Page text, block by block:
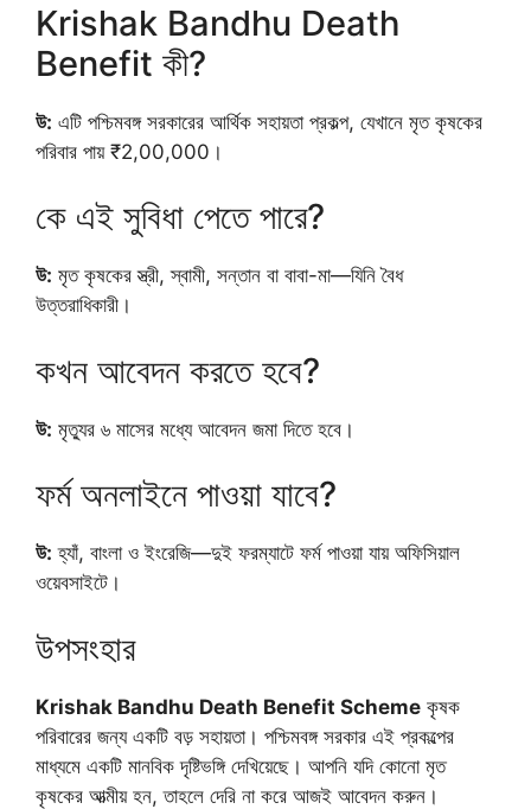
Krishak Bandhu Death
Benefit কী?
উ: এটি পশ্চিমবঙ্গ সরকারের আর্থিক সহায়তা প্রকল্প, যেখানে মৃত কৃষকের
পরিবার পায় ₹2,00,000।
কে এই সুবিধা পেতে পারে?
উ: মৃত কৃষকের স্ত্রী, স্বামী, সন্তান বা বাবা-মা—যিনি বৈধ
উত্তরাধিকারী।
কখন আবেদন করতে হবে?
উ: মৃত্যুর ৬ মাসের মধ্যে আবেদন জমা দিতে হবে।
ফর্ম অনলাইনে পাওয়া যাবে?
উ: হ্যাঁ, বাংলা ও ইংরেজি—দুই ফরম্যাটে ফর্ম পাওয়া যায় অফিসিয়াল
ওয়েবসাইটে।
উপসংহার
Krishak Bandhu Death Benefit Scheme কৃষক
পরিবারের জন্য একটি বড় সহায়তা। পশ্চিমবঙ্গ সরকার এই প্রকল্পের
মাধ্যমে একটি মানবিক দৃষ্টিভঙ্গি দেখিয়েছে। আপনি যদি কোনো মৃত
কৃষকের আত্মীয় হন, তাহলে দেরি না করে আজই আবেদন করুন।